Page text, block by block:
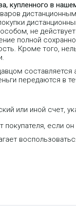
купленного в
не
полной
Кроме того,
передаются в
или иной счет,
если
GO Work Pop Black-это
вкладыши,